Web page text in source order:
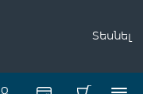
Տեսնել